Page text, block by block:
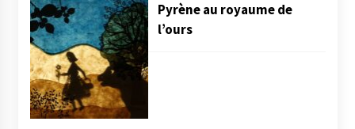
Pyrène au royaume de
l’ours